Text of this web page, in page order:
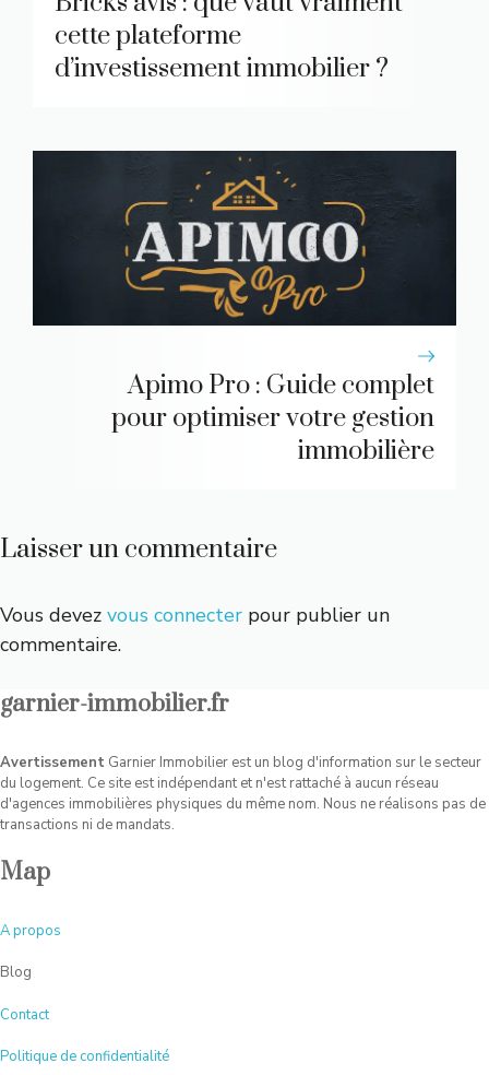
cette plateforme
d’investissement immobilier ?
Apimo Pro : Guide complet
pour optimiser votre gestion
immobilière
Laisser un commentaire
Vous devez vous connecter pour publier un
commentaire.
garnier-immobilier.fr
Avertissement Garnier Immobilier est un blog d'information sur le secteur
du logement. Ce site est indépendant et n'est rattaché à aucun réseau
d'agences immobilières physiques du même nom. Nous ne réalisons pas de
transactions ni de mandats.
Map
Apropos
Blog
Contact
Politique de confidentialité